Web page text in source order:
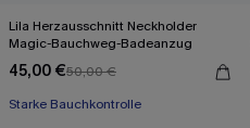
Lila Herzausschnitt Neckholder
Magic-Bauchweg-Badeanzug
45,00 €50,00 €
Starke Bauchkontrolle